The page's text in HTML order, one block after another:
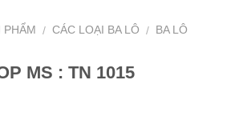
PHẨM / CÁC LOẠI BA LÔ /
BA LÔ
MS : TN 1015